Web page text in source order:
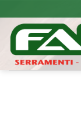
ai
contenuti